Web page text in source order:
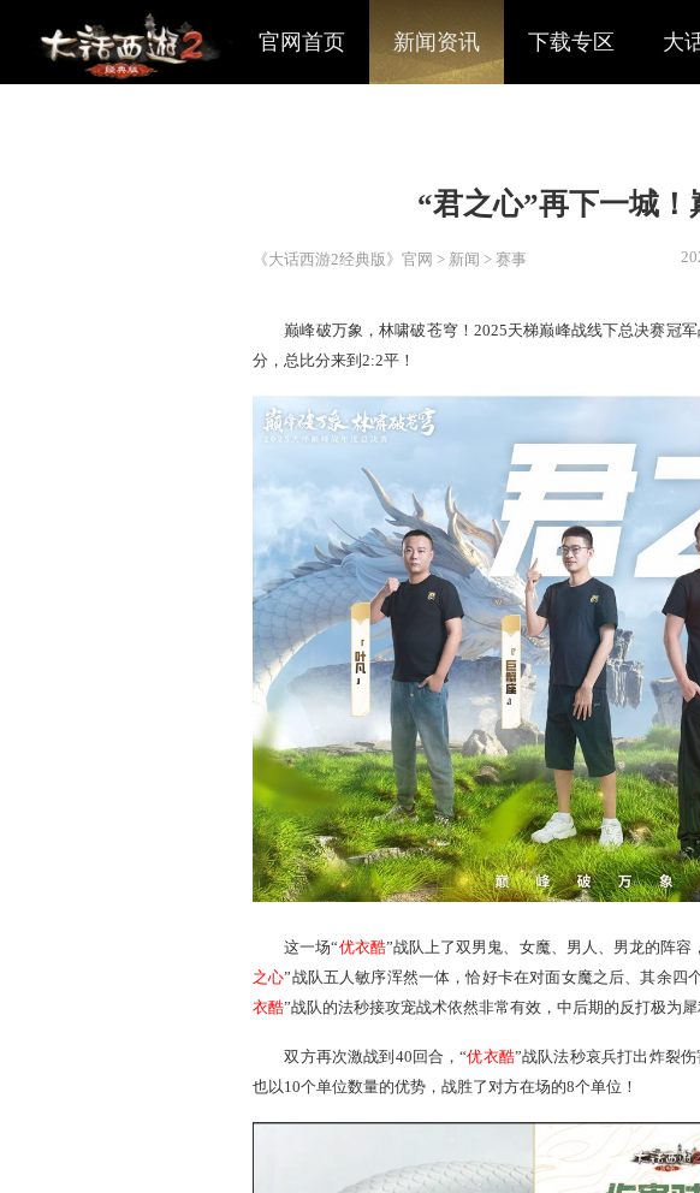
官网首页 新闻资讯 下载专区 大
“君之心”再
巅峰破万象，林啸破苍穹！2025天梯巅峰战
分，总比分来到2:2平！
”战队上了双男鬼、女魔、
”战队五人敏序浑然一体，恰好卡在对面女